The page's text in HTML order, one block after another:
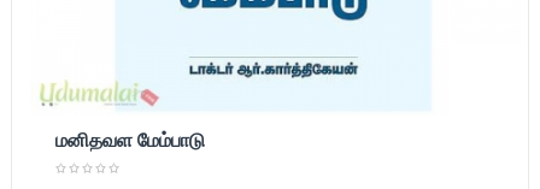
மனிதவள மேம்பாடு